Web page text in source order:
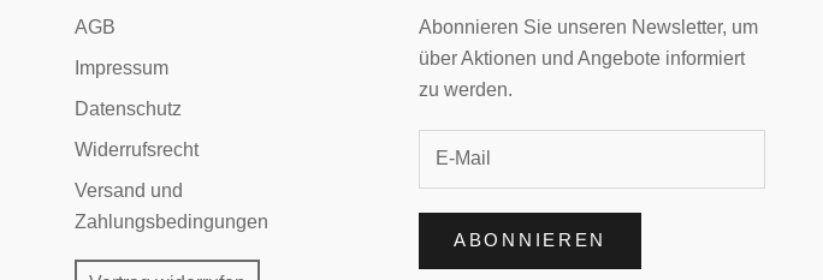
AGB
Impressum
Datenschutz
Widerrufsrecht
Versand und
Zahlungsbedingungen
Abonnieren Sie unseren Newsletter, um
über Aktionen und Angebote informiert
zu werden.
ABONNIEREN